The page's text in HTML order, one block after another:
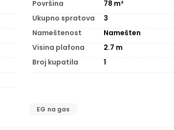
Površina 78 m²
Ukupno spratova
3
Nameštenost
Namešten
Visina plafona 2.7 m
Broj kupatila
1
EG na gas